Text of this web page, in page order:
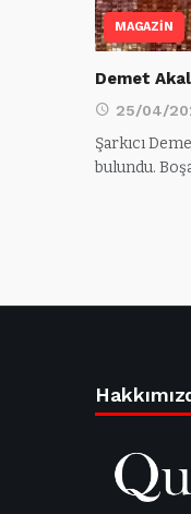
MAGAZİN
Demet
25/04/
Şarkıcı
bulundu.